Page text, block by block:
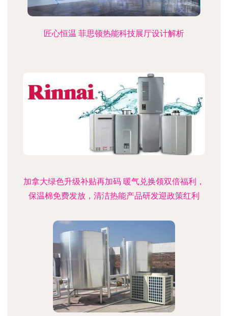
匠心恒温 菲思顿热能科技展厅设计解析
加拿大绿色升级补贴再加码 暖气兑换领双倍福利，
保温棉免费发放，清洁热能产品研发迎政策红利